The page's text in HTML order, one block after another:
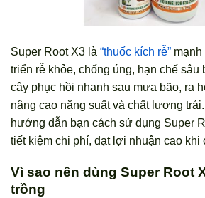
Super Root X3 là “thuốc kích rễ” mạnh
triển rễ khỏe, chống úng, hạn chế sâu
cây phục hồi nhanh sau mưa bão, ra
nâng cao năng suất và chất lượng
hướng dẫn bạn cách sử dụng Super
tiết kiệm chi phí, đạt lợi nhuận cao khi
Vì sao nên dùng Super Root
trồng